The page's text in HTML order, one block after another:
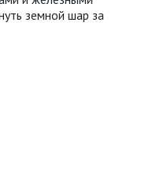
земной шар за